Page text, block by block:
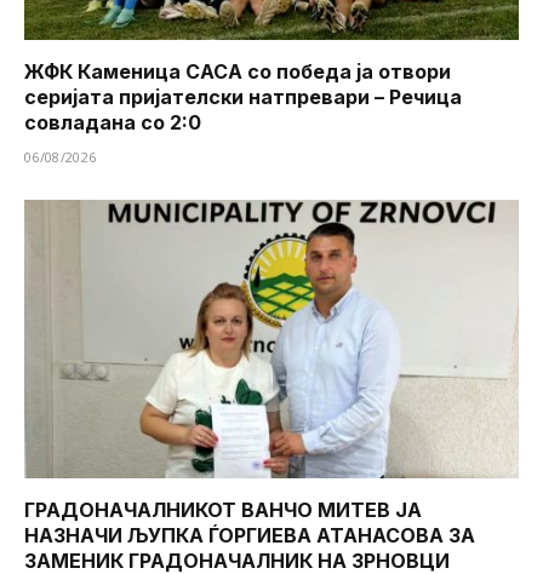
ЖФК Каменица САСА со победа ја отвори
серијата пријателски натпревари – Речица
совладана со 2:0
06/08/2026
ГРАДОНАЧАЛНИКОТ ВАНЧО МИТЕВ ЈА
НАЗНАЧИ ЉУПКА ЃОРГИЕВА АТАНАСОВА ЗА
ЗАМЕНИК ГРАДОНАЧАЛНИК НА ЗРНОВЦИ